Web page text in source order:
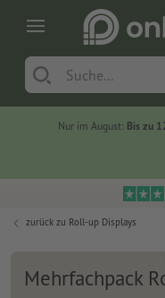
Nur im August: Bis zu
zurück zu Roll-up Displays
Mehrfachpack